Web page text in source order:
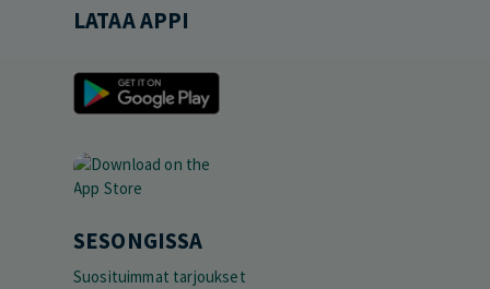
LATAA APPI
SESONGISSA
Suosituimmat tarjoukset